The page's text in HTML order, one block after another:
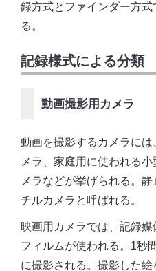
録方式とファインダー方
る。
記録様式による分類
動画撮影用カメラ
動画を撮影するカメラに
メラ、家庭用に使われる
メラなどが挙げられる。
チルカメラと呼ばれる。
映画用カメラでは、記録
フィルムが使われる。1秒
に撮影される。撮影した絵